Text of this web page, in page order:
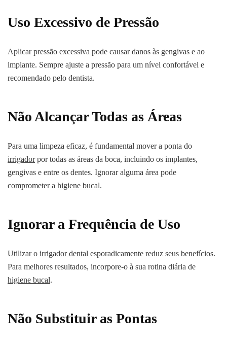
Uso Excessivo de Pressão
Aplicar pressão excessiva pode causar danos às gengivas e ao
implante. Sempre ajuste a pressão para um nível confortável e
recomendado pelo dentista.
Não Alcançar Todas as Áreas
Para uma limpeza eficaz, é fundamental mover a ponta do
irrigadorpor todas as áreas da boca, incluindo os implantes,
gengivas e entre os dentes. Ignorar alguma área pode
comprometer a higiene bucal.
Ignorar a Frequência de Uso
Utilizar o irrigador dental esporadicamente reduz seus benefícios.
Para melhores resultados, incorpore-o à sua rotina diária de
higiene bucal.
Não Substituir as Pontas